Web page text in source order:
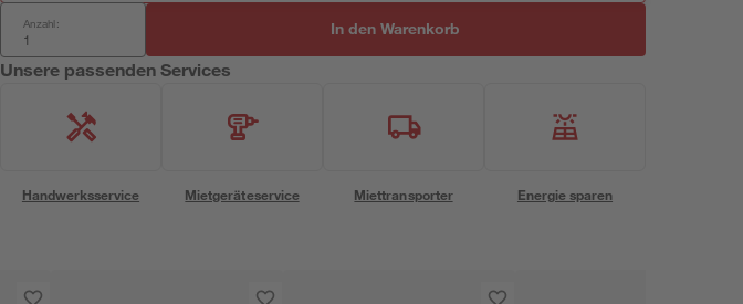
Anzahl: In den Warenkorb
Unsere passenden Services
Handwerksservice Mietgeräteservice Miettransporter Energie sparen